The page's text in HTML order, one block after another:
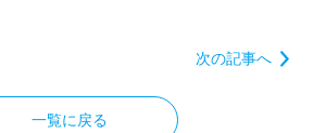
一覧に戻る
次の記事へ